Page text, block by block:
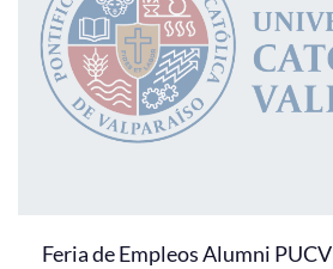
Feria de Empleos Alumni PUCV